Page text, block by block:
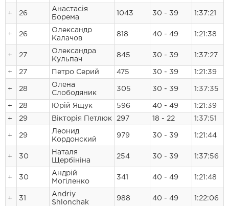
+ 26
Анастасія
Борема
1043 30 - 39 1:37:21
+ 26
Олександр
Калачов
818 40 - 49 1:21:38
+ 27
Олександра
Кульпач
845 30 - 39 1:37:27
+ 27 Петро Серий 475 30 - 39 1:21:39
+ 28
Олена
Слободяник
305 30 - 39 1:37:35
+ 28 Юрій Ящук 596 40 - 49 1:21:39
+ 29 Вікторія Петлюк 297 18 - 22 1:37:51
+ 29
Леонид
Кордонский
979 30 - 39 1:21:44
+ 30
Наталя
Щербініна
254 30 - 39 1:37:56
+ 30
Андрій
Могіленко
341 40 - 49 1:21:48
+ 31
Andriy
Shlonchak
988 40 - 49 1:22:06